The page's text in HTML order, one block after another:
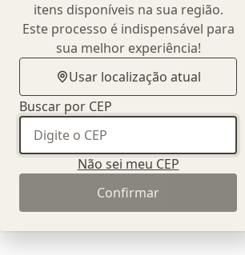
itens disponíveis na sua região.
Este processo é indispensável para
sua melhor experiência!
Usar localização atual
Buscar por CEP
Não sei meu CEP
Confirmar